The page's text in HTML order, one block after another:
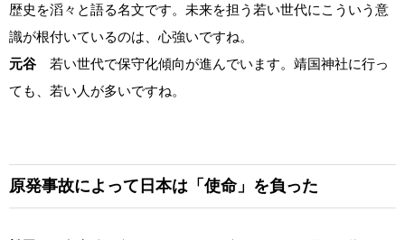
歴史を滔々と語る名文です。未来を担う若い世代にこういう意
識が根付いているのは、心強いですね。
元谷 若い世代で保守化傾向が進んでいます。靖国神社に行っ
ても、若い人が多いですね。
原発事故によって日本は「使命」を負った